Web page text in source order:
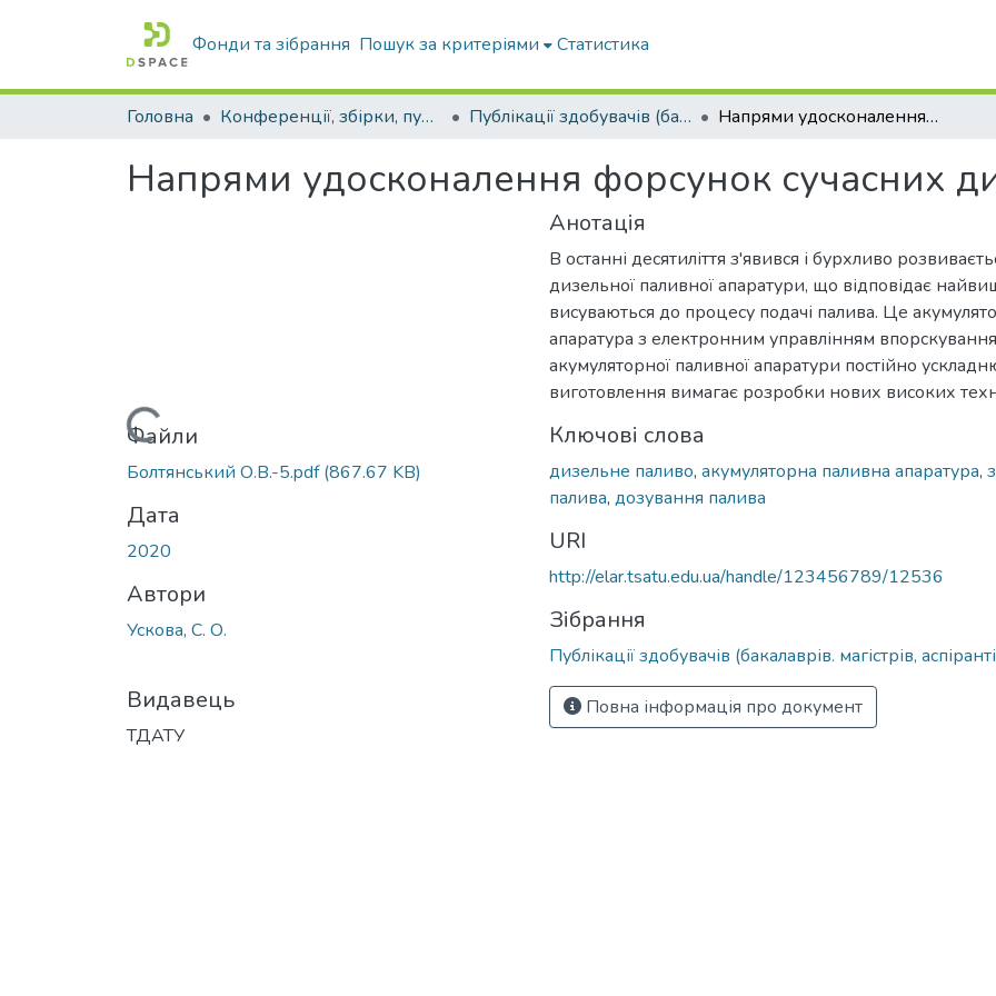
Фонди та зібрання Пошук за критеріями Статистика
Головна Конференції, збірки, публікації молодих вчених і здобувачів : магістрів, бакалаврів, аспірантів. Публікації здобувачів (бакалаврів. магістрів, аспірантів) Напрями удосконалення форсунок сучасних дизельних двигунів
Напрями удосконалення форсунок сучасних
Вантажиться...
Файли
Болтянський О.В.-5.pdf(867.67 KB)
Дата
2020
Автори
Ускова, С. О.
Видавець
ТДАТУ
Анотація
В останні десятиліття з'явився і бурхливо
дизельної паливної апаратури, що відповідає
висуваються до процесу подачі палива. Це
апаратура з електронним управлінням
акумуляторної паливної апаратури постійно
виготовлення вимагає розробки нових високих
Ключові слова
дизельне паливо, акумуляторна паливна апаратура,
палива, дозування палива
URI
http://elar.tsatu.edu.ua/handle/123456789/12536
Зібрання
Публікації здобувачів (бакалаврів. магістрів,
Повна інформація про документ